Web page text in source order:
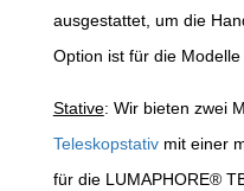
ausgestattet, um die
Option ist für die
Stative: Wir bieten zwei
Teleskopstativmit einer
für die LUMAPHORE®